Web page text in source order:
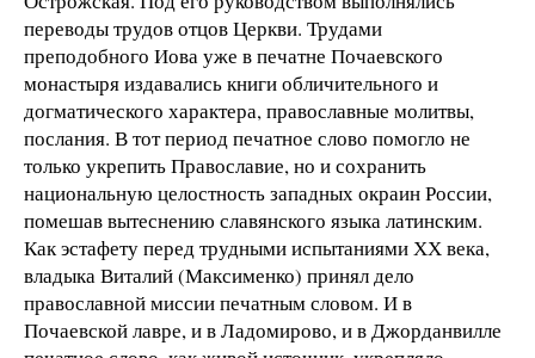
переводы трудов отцов Церкви. Трудами
преподобного Иова уже в печатне Почаевского
монастыря издавались книги обличительного и
догматического характера, православные молитвы,
послания. В тот период печатное слово помогло не
только укрепить Православие, но и сохранить
национальную целостность западных окраин России,
помешав вытеснению славянского языка латинским.
Как эстафету перед трудными испытаниями ХХ века,
владыка Виталий (Максименко) принял дело
православной миссии печатным словом. И в
Почаевской лавре, и в Ладомирово, и в Джорданвилле